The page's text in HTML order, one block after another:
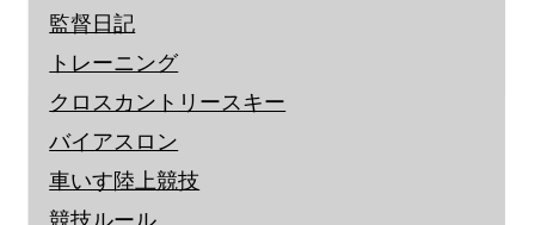
監督日記
トレーニング
クロスカントリースキー
バイアスロン
車いす陸上競技
競技ルール